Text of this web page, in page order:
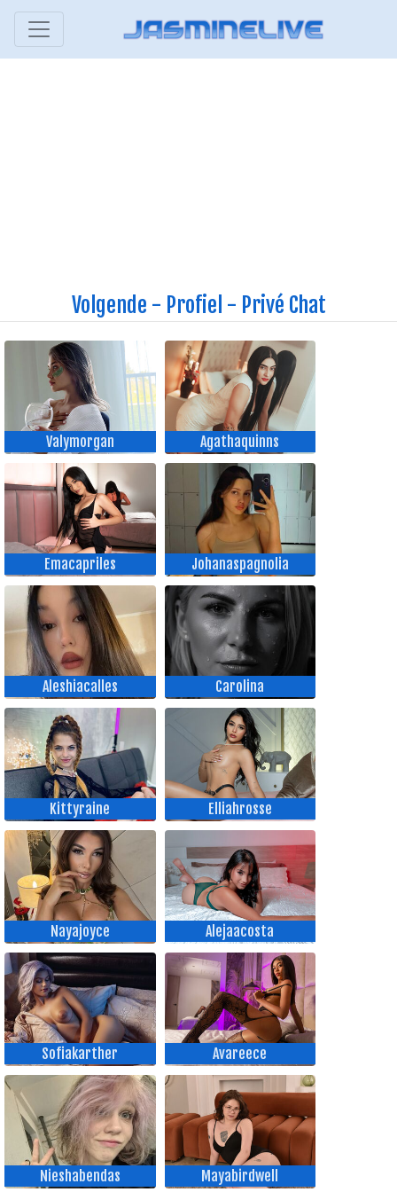
Volgende - Profiel - Privé Chat
Valymorgan Agathaquinns
Emacapriles Johanaspagnolia
Aleshiacalles Carolina
Kittyraine Elliahrosse
Nayajoyce Alejaacosta
Sofiakarther Avareece
Nieshabendas Mayabirdwell